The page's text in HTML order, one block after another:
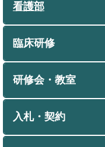
看護部
臨床研修
研修会・教室
入札・契約